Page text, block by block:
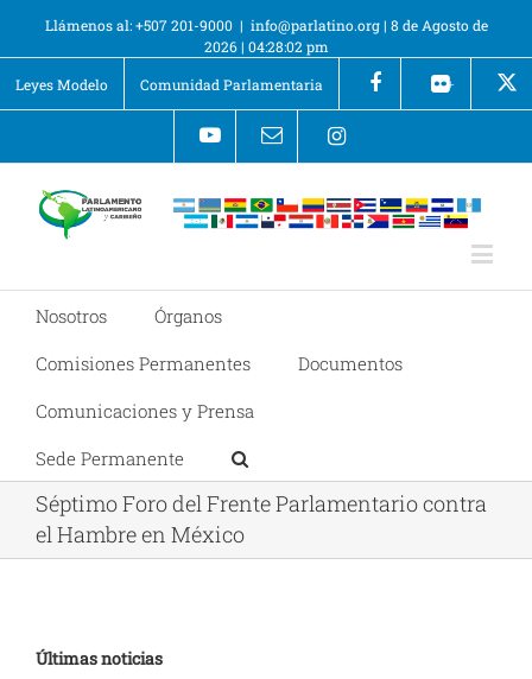
Llámenos al: +507 201-9000 | info@parlatino.org| 8 de Agosto de
2026 | 04:28:02 pm
Leyes Modelo
Comunidad Parlamentaria +
Nosotros
Órganos
Comisiones Permanentes
Documentos
Comunicaciones y Prensa
Sede Permanente
Séptimo Foro del Frente Parlamentario contra
el Hambre en México
Últimas noticias